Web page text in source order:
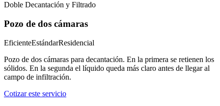
Doble Decantación y Filtrado
Pozo de dos cámaras
EficienteEstándarResidencial
Pozo de dos cámaras para decantación. En la primera se retienen los
sólidos. En la segunda el líquido queda más claro antes de llegar al
campo de infiltración.
Cotizar este servicio